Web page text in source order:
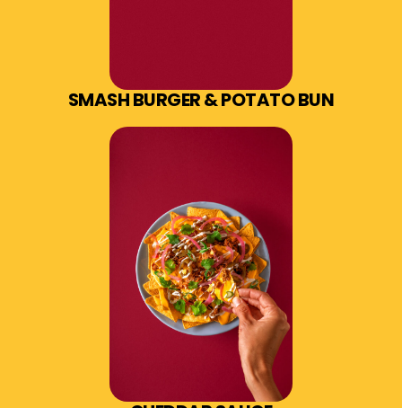
SMASH BURGER & POTATO BUN